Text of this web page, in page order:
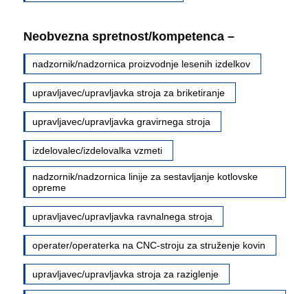
Neobvezna spretnost/kompetenca –
nadzornik/nadzornica proizvodnje lesenih izdelkov
upravljavec/upravljavka stroja za briketiranje
upravljavec/upravljavka gravirnega stroja
izdelovalec/izdelovalka vzmeti
nadzornik/nadzornica linije za sestavljanje kotlovske
opreme
upravljavec/upravljavka ravnalnega stroja
operater/operaterka na CNC-stroju za struženje kovin
upravljavec/upravljavka stroja za raziglenje